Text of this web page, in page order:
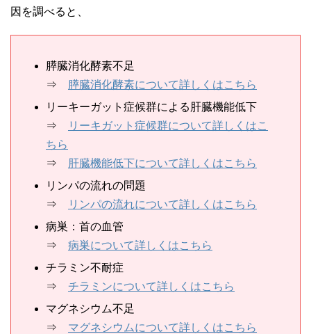
因を調べると、
膵臓消化酵素不足
⇒
膵臓消化酵素について詳しくはこちら
リーキーガット症候群による肝臓機能低下
⇒
リーキガット症候群について詳しくはこ
ちら
⇒
肝臓機能低下について詳しくはこちら
リンパの流れの問題
⇒
リンパの流れについて詳しくはこちら
病巣：首の血管
⇒ 病巣について詳しくはこちら
チラミン不耐症
⇒ チラミンについて詳しくはこちら
マグネシウム不足
⇒ マグネシウムについて詳しくはこちら